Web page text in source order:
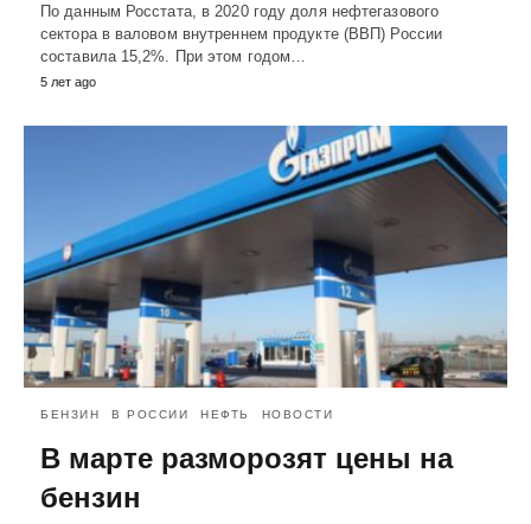
По данным Росстата, в 2020 году доля нефтегазового
сектора в валовом внутреннем продукте (ВВП) России
составила 15,2%. При этом годом…
5 лет ago
БЕНЗИН В РОССИИ НЕФТЬ НОВОСТИ
В марте разморозят цены на
бензин